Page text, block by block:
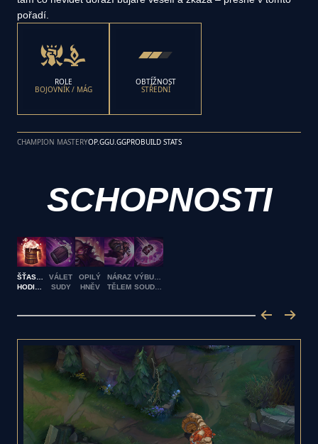
pořadí.
ROLE
BOJOVNÍK / MÁG
OBTÍŽNOST
STŘEDNÍ
CHAMPION MASTERYOP.GGU.GGPROBUILD STATS
SCHOPNOSTI
ŠŤASTNÁVÁLET
SUDY
OPILÝ
HNĚV
NÁRAZ
TĚLEM
VÝBUŠNÝ
SOUDEK